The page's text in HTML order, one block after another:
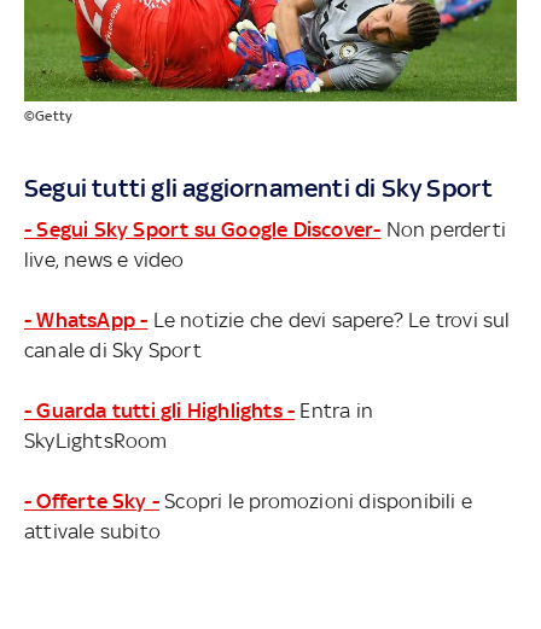
©Getty
Segui tutti gli aggiornamenti di Sky Sport
- Segui Sky Sport su Google Discover- Non perderti
live, news e video
- WhatsApp - Le notizie che devi sapere? Le trovi sul
canale di Sky Sport
- Guarda tutti gli Highlights - Entra in
SkyLightsRoom
- Offerte Sky - Scopri le promozioni disponibili e
attivale subito